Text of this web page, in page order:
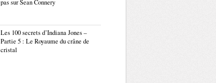
pas sur Sean Connery
Les 100 secrets d’Indiana Jones –
Partie 5 : Le Royaume du crâne de
cristal